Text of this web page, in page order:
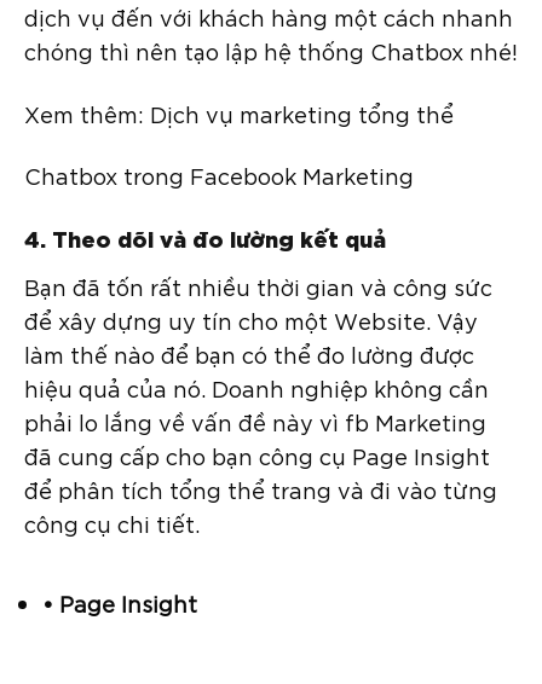
dịch vụ đến với khách hàng một cách nhanh
chóng thì nên tạo lập hệ thống Chatbox nhé!
Xem thêm: Dịch vụ marketing tổng thể
Chatbox trong Facebook Marketing
4. Theo dõi và đo lường kết quả
Bạn đã tốn rất nhiều thời gian và công sức
để xây dựng uy tín cho một Website. Vậy
làm thế nào để bạn có thể đo lường được
hiệu quả của nó. Doanh nghiệp không cần
phải lo lắng về vấn đề này vì fb Marketing
đã cung cấp cho bạn công cụ Page Insight
để phân tích tổng thể trang và đi vào từng
công cụ chi tiết.
• Page Insight